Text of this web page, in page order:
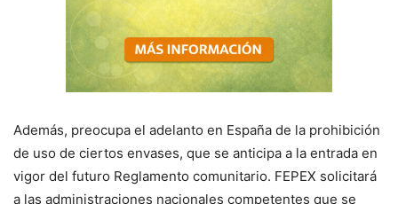
Además, preocupa el adelanto en España de la prohibición
de uso de ciertos envases, que se anticipa a la entrada en
vigor del futuro Reglamento comunitario. FEPEX solicitará
a las administraciones nacionales competentes que se